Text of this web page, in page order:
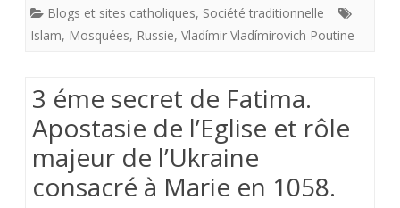
du
Poutine
en
exemple
Blogs et sites catholiques, Société traditionnelle
Islam, Mosquées, Russie, Vladímir Vladímirovich Poutine
3 éme secret de Fatima.
Apostasie de l’Eglise et rôle
majeur de l’Ukraine
consacré à Marie en 1058.